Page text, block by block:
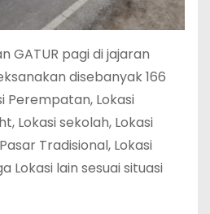
GATUR pagi di jajaran
disebanyak 166
Perempatan, Lokasi
Lokasi sekolah, ⁠Lokasi
Tradisional, Lokasi
Lokasi lain sesuai situasi